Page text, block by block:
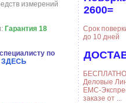
измерений
Гарантия 18
по
ЗДЕСЬ
2600=
Срок
до 10 дней
Деловые
ЕМС-
заказе от ...